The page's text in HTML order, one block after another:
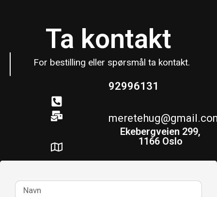
Ta kontakt
For bestilling eller spørsmål ta kontakt.
92996131
Ekebergveien 299,
1166 Oslo